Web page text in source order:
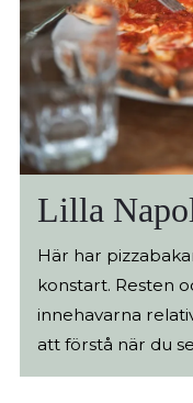
är drop-in som
under
Lilla
Här har
konstart. Resten
innehavarna
att förstå när du
huserar i. Den